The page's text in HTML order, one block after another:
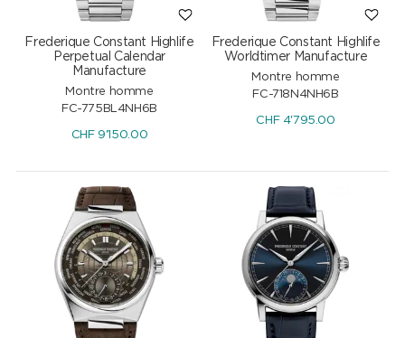
Frederique Constant Highlife
Perpetual Calendar
Manufacture
Montre homme
FC-775BL4NH6B
CHF9'150.00
Frederique Constant Highlife
Worldtimer Manufacture
Montre homme
FC-718N4NH6B
CHF4'795.00